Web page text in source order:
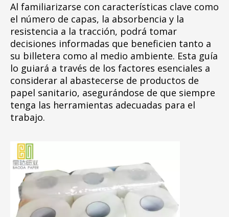
Al familiarizarse con características clave como
el número de capas, la absorbencia y la
resistencia a la tracción, podrá tomar
decisiones informadas que beneficien tanto a
su billetera como al medio ambiente. Esta guía
lo guiará a través de los factores esenciales a
considerar al abastecerse de productos de
papel sanitario, asegurándose de que siempre
tenga las herramientas adecuadas para el
trabajo.